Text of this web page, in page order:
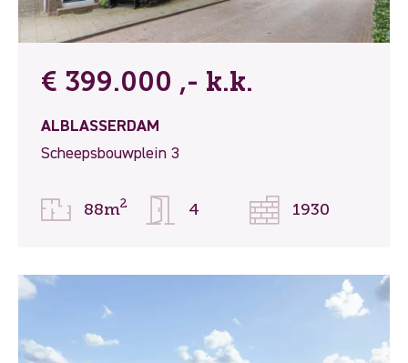
€ 399.000 ,- k.k.
ALBLASSERDAM
Scheepsbouwplein 3
88m2 4 1930